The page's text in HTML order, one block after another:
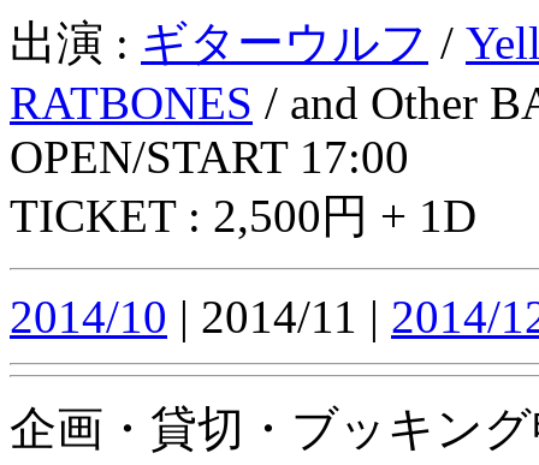
出演 : ギターウルフ /
RATBONES / and Other
OPEN/START 17:00
TICKET : 2,500円 + 1D
2014/10 | 2014/11 | 2014/
企画・貸切・ブッキン